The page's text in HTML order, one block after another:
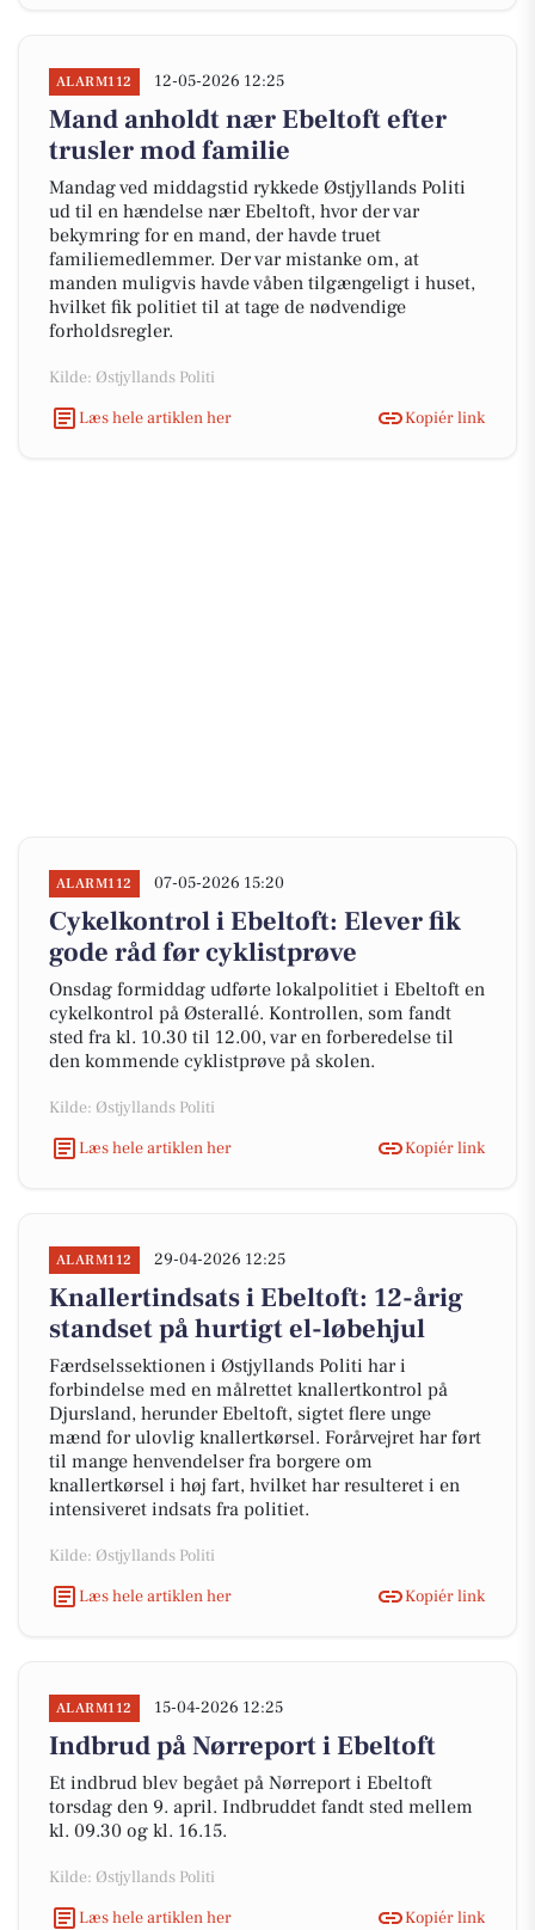
ALARM112 12-05-2026 12:25
Mand anholdt nær Ebeltoft efter
trusler mod familie
Mandag ved middagstid rykkede Østjyllands Politi
ud til en hændelse nær Ebeltoft, hvor der var
bekymring for en mand, der havde truet
familiemedlemmer. Der var mistanke om, at
manden muligvis havde våben tilgængeligt i huset,
hvilket fik politiet til at tage de nødvendige
forholdsregler.
Kilde: Østjyllands Politi
Læs hele artiklen her
Kopiér link
ALARM112 07-05-2026 15:20
Cykelkontrol i Ebeltoft: Elever fik
gode råd før cyklistprøve
Onsdag formiddag udførte lokalpolitiet i Ebeltoft en
cykelkontrol på Østerallé. Kontrollen, som fandt
sted fra kl. 10.30 til 12.00, var en forberedelse til
den kommende cyklistprøve på skolen.
Kilde: Østjyllands Politi
Læs hele artiklen her
Kopiér link
ALARM112 29-04-2026 12:25
Knallertindsats i Ebeltoft: 12-årig
standset på hurtigt el-løbehjul
Færdselssektionen i Østjyllands Politi har i
forbindelse med en målrettet knallertkontrol på
Djursland, herunder Ebeltoft, sigtet flere unge
mænd for ulovlig knallertkørsel. Forårvejret har ført
til mange henvendelser fra borgere om
knallertkørsel i høj fart, hvilket har resulteret i en
intensiveret indsats fra politiet.
Kilde: Østjyllands Politi
Læs hele artiklen her
Kopiér link
ALARM112 15-04-2026 12:25
Indbrud på Nørreport i Ebeltoft
Et indbrud blev begået på Nørreport i Ebeltoft
torsdag den 9. april. Indbruddet fandt sted mellem
kl. 09.30 og kl. 16.15.
Kilde: Østjyllands Politi
Læs hele artiklen her
Kopiér link